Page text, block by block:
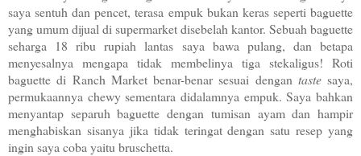
saya sentuh dan pencet, terasa empuk bukan keras seperti baguette
yang umum dijual di supermarket disebelah kantor. Sebuah baguette
seharga 18 ribu rupiah lantas saya bawa pulang, dan betapa
menyesalnya mengapa tidak membelinya tiga stekaligus! Roti
baguette di Ranch Market benar-benar sesuai dengan tastesaya,
permukaannya chewy sementara didalamnya empuk. Saya bahkan
menyantap separuh baguette dengan tumisan ayam dan hampir
menghabiskan sisanya jika tidak teringat dengan satu resep yang
ingin saya coba yaitu bruschetta.